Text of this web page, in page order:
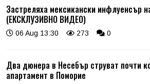
Застреляха мексикански инфлуенсър
(ЕКСКЛУЗИВНО ВИДЕО)
06 Aug 13:30 273 0
Два дюнера в Несебър струват почти
апартамент в Поморие